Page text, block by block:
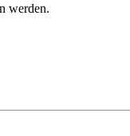
werden.